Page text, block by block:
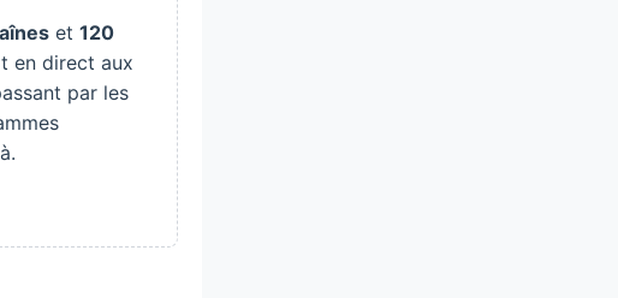
et 120
en direct aux
par les